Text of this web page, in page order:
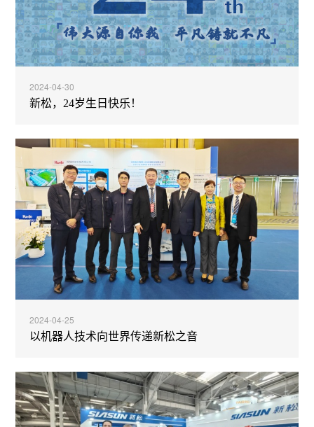
2024-04-30
新松，24岁生日快乐！
2024-04-25
以机器人技术向世界传递新松之音